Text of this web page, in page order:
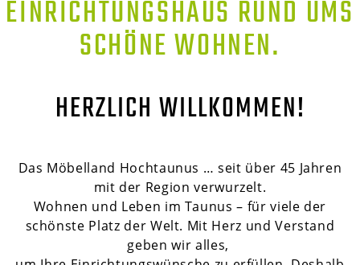
INRICHTUNGSHAUS RUND UMS S
CHÖNE WOHNEN.
HERZLICH WILLKOMMEN!
Das Möbelland Hochtaunus … seit über 45 Jahren
mit der Region verwurzelt.
Wohnen und Leben im Taunus – für viele der
schönste Platz der Welt. Mit Herz und Verstand
geben wir alles,